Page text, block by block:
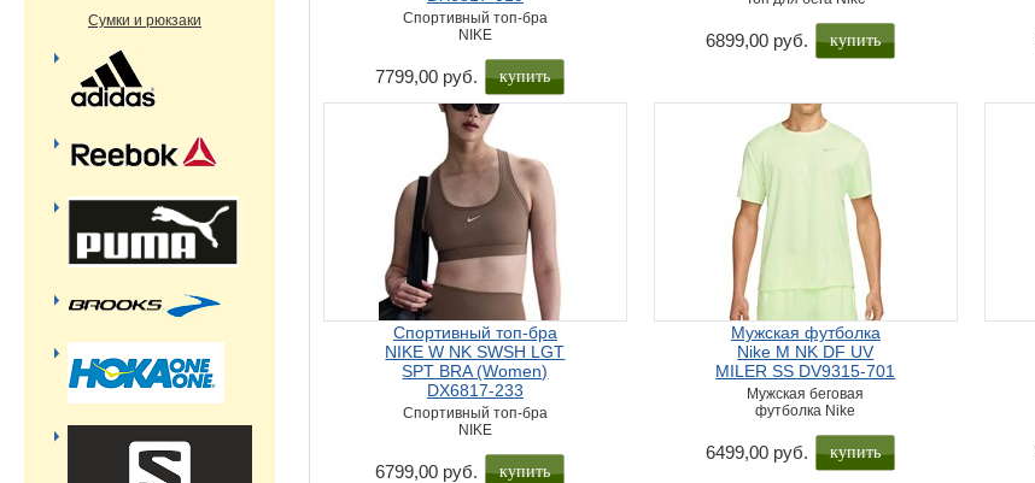
Спортивный топ-бра
NIKE
7799,00 руб. купить
6899,00 руб. купить
Спортивный топ-бра
NIKE W NK SWSH LGT
SPT BRA (Women)
DX6817-233
Спортивный топ-бра
NIKE
6799,00 руб. купить
Мужская футболка
Nike M NK DF UV
MILER SS DV9315-701
Мужская беговая
футболка Nike
6499,00 руб. купить
Сумки и рюкзаки